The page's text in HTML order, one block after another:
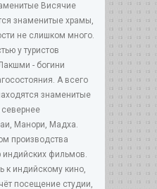
Висячие
знаменитые храмы,
не слишком много.
у туристов
- богини
А всего
знаменитые
Манори, Мадха.
производства
индийских фильмов.
к индийскому кино,
посещение студии,